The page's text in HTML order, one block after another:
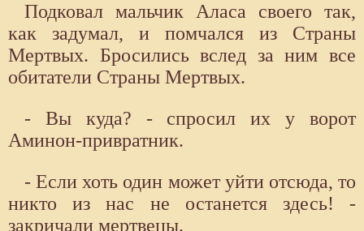
Подковал мальчик Аласа своего так,
как задумал, и помчался из Страны
Мертвых. Бросились вслед за ним все
обитатели Страны Мертвых.
- Вы куда? - спросил их у ворот
Аминон-привратник.
- Если хоть один может уйти отсюда, то
никто из нас не останется здесь! -
закричали мертвецы.